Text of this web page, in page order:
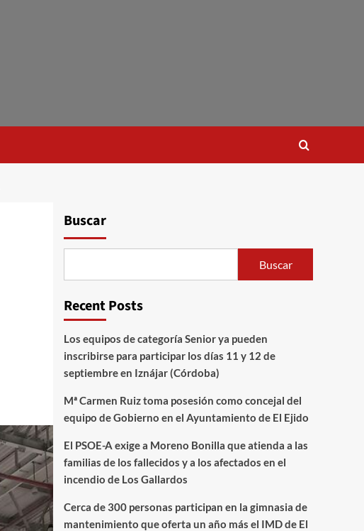
Buscar
Buscar
Recent Posts
Los equipos de categoría Senior ya pueden
inscribirse para participar los días 11 y 12 de
septiembre en Iznájar (Córdoba)
Mª Carmen Ruiz toma posesión como concejal del
equipo de Gobierno en el Ayuntamiento de El Ejido
El PSOE-A exige a Moreno Bonilla que atienda a las
familias de los fallecidos y a los afectados en el
incendio de Los Gallardos
Cerca de 300 personas participan en la gimnasia de
mantenimiento que oferta un año más el IMD de El